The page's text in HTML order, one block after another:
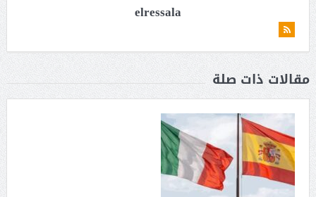
elressala
مقالات ذات صلة